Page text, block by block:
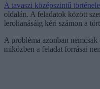
A tavaszi középszintű
oldalán. A feladatok között
lerohanásáig kéri számon a
A probléma azonban
miközben a feladat forrásai